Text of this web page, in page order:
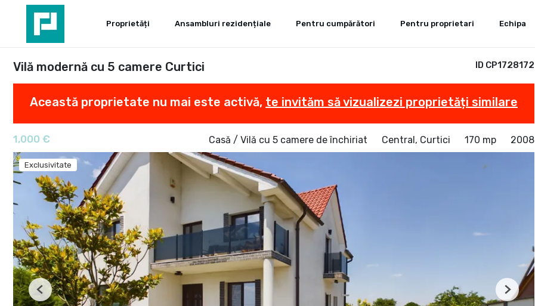
Proprietăți Ansambluri rezidențiale Pentru cumpărători Pentru proprietari Echipa
ID CP1728172
Vilă modernă cu 5 camere Curtici
Această proprietate nu mai este activă, te invităm să vizualizezi proprietăți similare
1,000 € Casă / Vilă cu 5 camere de închiriat Central, Curtici 170 mp 2008
Exclusivitate
Previous Next